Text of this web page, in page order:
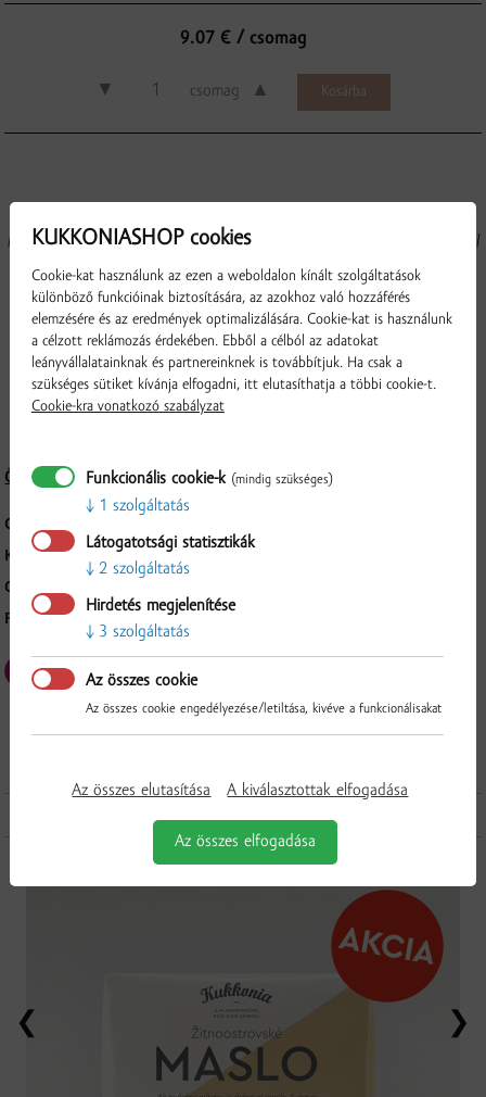
9.07 € / csomag
▼ csomag ▲
kávétejet, a kávézási rituálék kiváló kiegészítőjét. A saját gazdaságainkból
származó tej forradalmian új, könnyen nyitható, modern stick
kiszerelésben, kiváló minőségű, erős és rugalmas csomagolásban.
A Minimilk kiváló választás minden olyan helyzetben, amikor nincs mód
arra, hogy a forró italok mellé hűtött tejet szolgáljanak fel.
Összetétel és tápérték
CSOMAGOLÁS:
KARTONOS KISZERELÉS:
GYÁRTÓ:
FELDOLGOZÁS MÓDJA: UHT ohrev
További termékek a kategóriából
KUKKONIASHOP cookies
Cookie-kat használunk az ezen a weboldalon kínált szolgáltatások
különböző funkcióinak biztosítására, az azokhoz való hozzáférés
elemzésére és az eredmények optimalizálására. Cookie-kat is használunk
a célzott reklámozás érdekében. Ebből a célból az adatokat
leányvállalatainknak és partnereinknek is továbbítjuk. Ha csak a
szükséges sütiket kívánja elfogadni, itt elutasíthatja a többi cookie-t.
Cookie-kra vonatkozó szabályzat
Funkcionális cookie-k (mindig szükséges)
1 szolgáltatás
Látogatotsági statisztikák
2 szolgáltatás
Hirdetés megjelenítése
3 szolgáltatás
Az összes cookie
Az összes cookie engedélyezése/letiltása, kivéve a funkcionálisakat
Az összes elutasítása A kiválasztottak elfogadása
Az összes elfogadása